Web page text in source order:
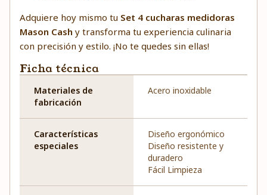
Adquiere hoy mismo tu Set 4 cucharas medidoras
Mason Cash y transforma tu experiencia culinaria
con precisión y estilo. ¡No te quedes sin ellas!
Ficha técnica
Materiales de
fabricación
Acero inoxidable
Características
especiales
Diseño ergonómico
Diseño resistente y
duradero
Fácil Limpieza